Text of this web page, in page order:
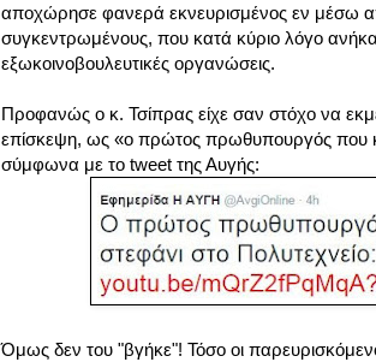
αποχώρησε φανερά εκνευρισμένος εν μέσω
συγκεντρωμένους, που κατά κύριο λόγο
εξωκοινοβουλευτικές οργανώσεις.
Προφανώς ο κ. Τσίπρας είχε σαν στόχο να
επίσκεψη, ως «ο πρώτος πρωθυπουργός που
σύμφωνα με το tweet της Αυγής:
Όμως δεν του "βγήκε"! Τόσο οι